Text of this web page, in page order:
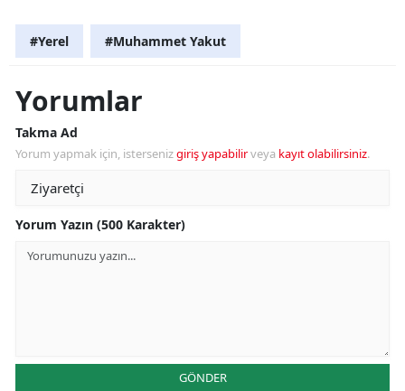
#Yerel #Muhammet Yakut
Yorumlar
Takma Ad
Yorum yapmak için, istersenizgiriş yapabilirveya kayıt olabilirsiniz.
Yorum Yazın (500 Karakter)
GÖNDER